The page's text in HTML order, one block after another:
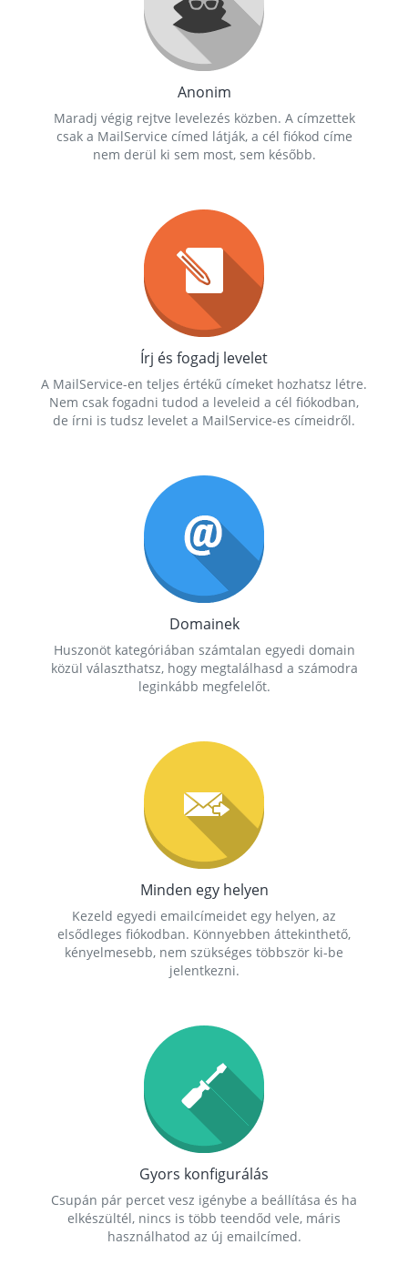
Anonim
Maradj végig rejtve levelezés közben. A címzettek
csak a MailService címed látják, a cél fiókod címe
nem derül ki sem most, sem később.
Írj és fogadj levelet
A MailService-en teljes értékű címeket hozhatsz létre.
Nem csak fogadni tudod a leveleid a cél fiókodban,
de írni is tudsz levelet a MailService-es címeidről.
Domainek
Huszonöt kategóriában számtalan egyedi domain
közül választhatsz, hogy megtalálhasd a számodra
leginkább megfelelőt.
Minden egy helyen
Kezeld egyedi emailcímeidet egy helyen, az
elsődleges fiókodban. Könnyebben áttekinthető,
kényelmesebb, nem szükséges többször ki-be
jelentkezni.
Gyors konfigurálás
Csupán pár percet vesz igénybe a beállítása és ha
elkészültél, nincs is több teendőd vele, máris
használhatod az új emailcímed.